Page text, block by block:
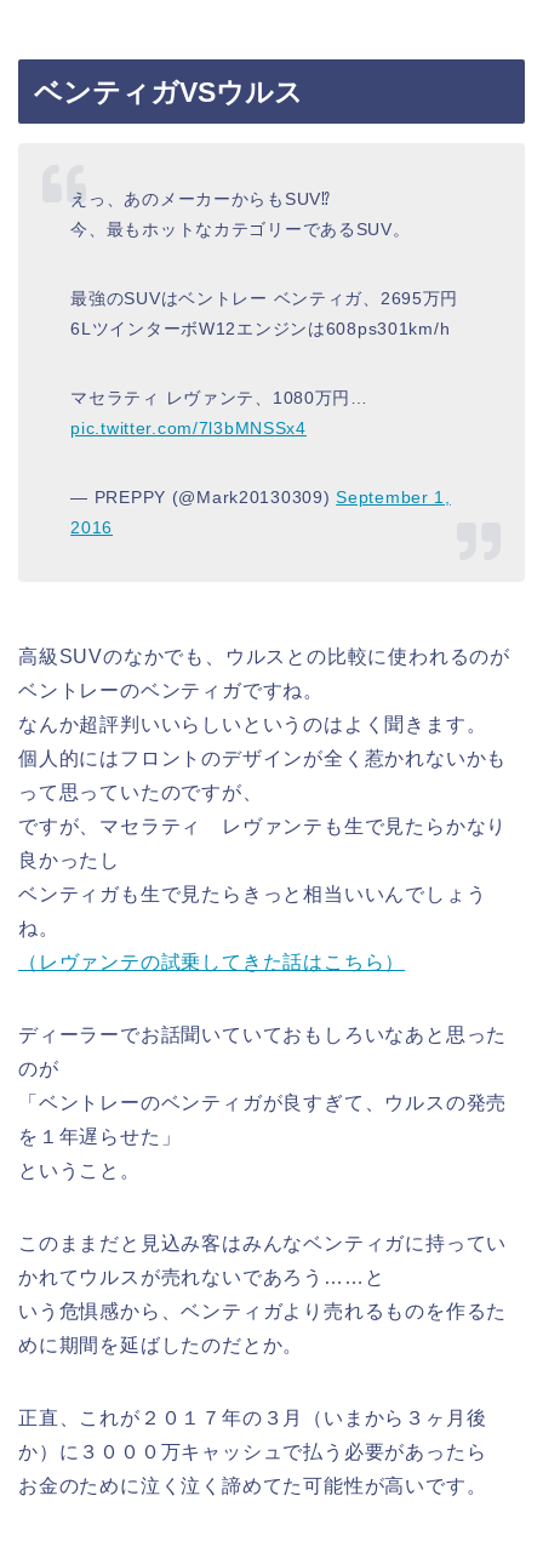
ベンティガVSウルス
えっ、あのメーカーからもSUV⁉︎
今、最もホットなカテゴリーであるSUV。
最強のSUVはベントレー ベンティガ、2695万円
6LツインターボW12エンジンは608ps301km/h
マセラティ レヴァンテ、1080万円…
pic.twitter.com/7l3bMNSSx4
— PREPPY (@Mark20130309)September 1,
2016
高級SUVのなかでも、ウルスとの比較に使われるのが
ベントレーのベンティガですね。
なんか超評判いいらしいというのはよく聞きます。
個人的にはフロントのデザインが全く惹かれないかも
って思っていたのですが、
ですが、マセラティ レヴァンテも生で見たらかなり
良かったし
ベンティガも生で見たらきっと相当いいんでしょう
ね。
（レヴァンテの試乗してきた話はこちら）
ディーラーでお話聞いていておもしろいなあと思った
のが
「ベントレーのベンティガが良すぎて、ウルスの発売
を１年遅らせた」
ということ。
このままだと見込み客はみんなベンティガに持ってい
かれてウルスが売れないであろう……と
いう危惧感から、ベンティガより売れるものを作るた
めに期間を延ばしたのだとか。
正直、これが２０１７年の３月（いまから３ヶ月後
か）に３０００万キャッシュで払う必要があったら
お金のために泣く泣く諦めてた可能性が高いです。